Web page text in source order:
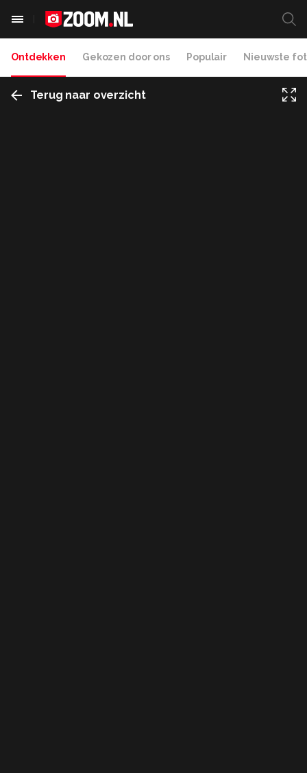
Ontdekken Gekozen door ons Populair Nieuwste
Terug naar overzicht